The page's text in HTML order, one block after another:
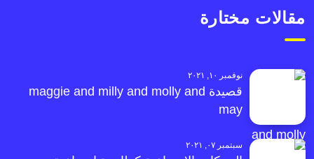
مقالات مختارة
نوفمبر ١٠, ٢٠٢١
قصيدة maggie and milly and molly and
may
سبتمبر ٠٧, ٢٠٢١